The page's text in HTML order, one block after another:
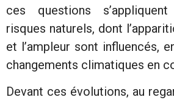
ces questions
risques naturels, dont
et l’ampleur sont influencés,
changements climatiques en
Devant ces évolutions, au